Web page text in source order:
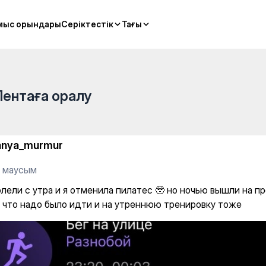
орындарыСеріктестік Тағы
орындарыСеріктестік Тағы
пилатес 🥹 но ночью
оралу
маусым
с утра и я отменила пилатес 🥹 но ночью вышли на
что надо было идти и на утреннюю тренировку тоже